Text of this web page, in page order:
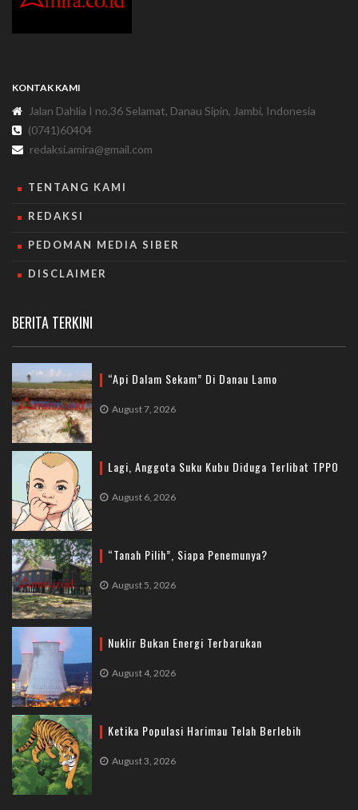
KONTAK KAMI
Jalan Dahlia I no.36 Selamat, Danau Sipin, Jambi, Indonesia
(0741)60404
redaksi.amira@gmail.com
TENTANG KAMI
REDAKSI
PEDOMAN MEDIA SIBER
DISCLAIMER
BERITA TERKINI
“Api Dalam Sekam” Di Danau Lamo
August 7, 2026
Lagi, Anggota Suku Kubu Diduga Terlibat TPPO
August 6, 2026
“Tanah Pilih”, Siapa Penemunya?
August 5, 2026
Nuklir Bukan Energi Terbarukan
August 4, 2026
Ketika Populasi Harimau Telah Berlebih
August 3, 2026